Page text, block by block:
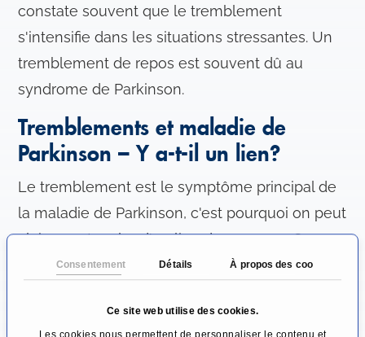
Consentement Détails À propos des cookies
Ce site web utilise des cookies.
Les cookies nous permettent de personnaliser le contenu et
constate souvent que le tremblement
s'intensifie dans les situations stressantes. Un
tremblement de repos est souvent dû au
syndrome de Parkinson.
Tremblements et maladie de
Parkinson – Y a-t-il un lien?
Le tremblement est le symptôme principal de
la maladie de Parkinson, c'est pourquoi on peut
clairement parler d'un lien dans ce cas. On
observe généralement un tremblement au
patients effectuent un mouvement volontaire.